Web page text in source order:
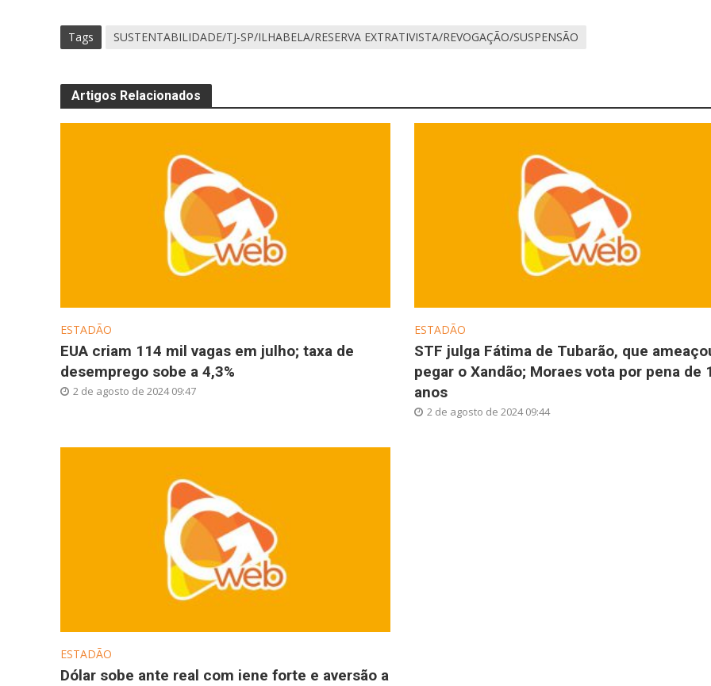
Tags SUSTENTABILIDADE/TJ-SP/ILHABELA/RESERVA EXTRATIVISTA/REVOGAÇÃO/SUSPENSÃO
Artigos Relacionados
ESTADÃO
EUA criam 114 mil vagas em julho; taxa de
desemprego sobe a 4,3%
2 de agosto de 2024 09:47
ESTADÃO
STF julga Fátima de Tubarão, que
pegar o Xandão; Moraes vota por pena de
anos
2 de agosto de 2024 09:44
ESTADÃO
Dólar sobe ante real com iene forte e aversão a